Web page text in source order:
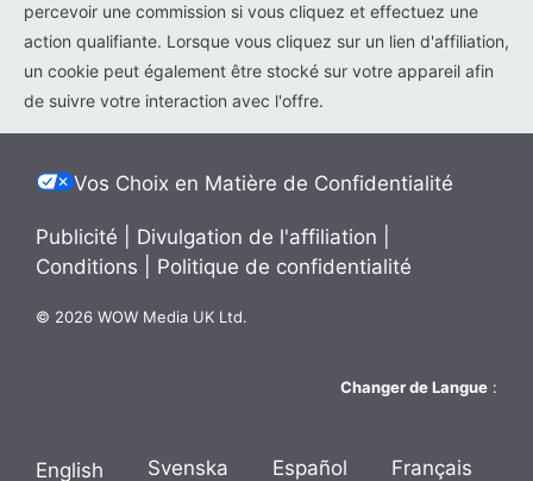
percevoir une commission si vous cliquez et effectuez une
action qualifiante. Lorsque vous cliquez sur un lien d'affiliation,
un cookie peut également être stocké sur votre appareil afin
de suivre votre interaction avec l'offre.
Vos Choix en Matière de Confidentialité
Publicité Divulgation de l'affiliation
Conditions
Politique de confidentialité
© 2026 WOW Media UK Ltd.
Changer de Langue :
English Svenska Español Français